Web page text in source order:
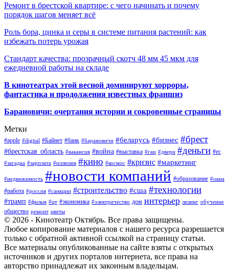
Ремонт в брестской квартире: с чего начинать и почему
порядок шагов меняет всё
Роль бора, цинка и серы в системе питания растений: как
избежать потерь урожая
Стандарт качества: прозрачный скотч 48 мм 45 мкм для
ежедневной работы на складе
В кинотеатрах этой весной доминируют хорроры,
фантастика и продолжения известных франшиз
Барановичи: очертания истории и сокровенные страницы
Метки
#apple #digital #Байнет #банк #барановичи #беларусь #бизнес #брест
#брестская_область #вакансия #война #выставка #гаи #двери #деньги #ес
#загадка #зарплата #иллюзия #кино #космос #кризис #маркетинг
#недвижимость #новости компаний #образование #окна
#работа #россия #санкции #строительство #сша #технологии
#трамп #фильм #цт #экономика #электричество дом интерьер лизинг обучение
общество ремонт цветы
© 2026 - Кинотеатр Октябрь. Все права защищены.
Любое копирование материалов с нашего ресурса разрешается
только с обратной активной ссылкой на страницу статьи.
Все материалы опубликованные на сайте взяты с открытых
источников и других порталов интернета, все права на
авторство принадлежат их законным владельцам.